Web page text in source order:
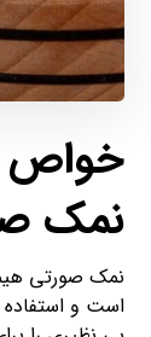
خواص
نمک
نمک صورتی
است و